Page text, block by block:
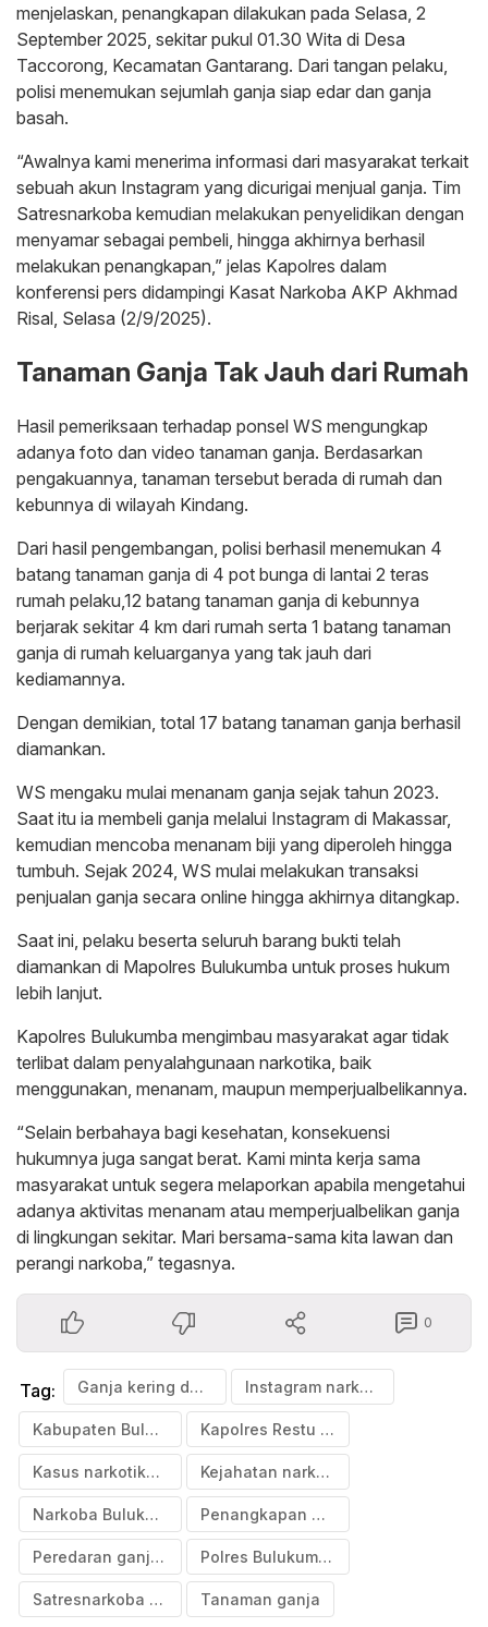
menjelaskan, penangkapan dilakukan pada Selasa, 2
September 2025, sekitar pukul 01.30 Wita di Desa
Taccorong, Kecamatan Gantarang. Dari tangan pelaku,
polisi menemukan sejumlah ganja siap edar dan ganja
basah.
“Awalnya kami menerima informasi dari masyarakat terkait
sebuah akun Instagram yang dicurigai menjual ganja. Tim
Satresnarkoba kemudian melakukan penyelidikan dengan
menyamar sebagai pembeli, hingga akhirnya berhasil
melakukan penangkapan,” jelas Kapolres dalam
konferensi pers didampingi Kasat Narkoba AKP Akhmad
Risal, Selasa (2/9/2025).
Tanaman Ganja Tak Jauh dari Rumah
Hasil pemeriksaan terhadap ponsel WS mengungkap
adanya foto dan video tanaman ganja. Berdasarkan
pengakuannya, tanaman tersebut berada di rumah dan
kebunnya di wilayah Kindang.
Dari hasil pengembangan, polisi berhasil menemukan 4
batang tanaman ganja di 4 pot bunga di lantai 2 teras
rumah pelaku,12 batang tanaman ganja di kebunnya
berjarak sekitar 4 km dari rumah serta 1 batang tanaman
ganja di rumah keluarganya yang tak jauh dari
kediamannya.
Dengan demikian, total 17 batang tanaman ganja berhasil
diamankan.
WS mengaku mulai menanam ganja sejak tahun 2023.
Saat itu ia membeli ganja melalui Instagram di Makassar,
kemudian mencoba menanam biji yang diperoleh hingga
tumbuh. Sejak 2024, WS mulai melakukan transaksi
penjualan ganja secara online hingga akhirnya ditangkap.
Saat ini, pelaku beserta seluruh barang bukti telah
diamankan di Mapolres Bulukumba untuk proses hukum
lebih lanjut.
Kapolres Bulukumba mengimbau masyarakat agar tidak
terlibat dalam penyalahgunaan narkotika, baik
menggunakan, menanam, maupun memperjualbelikannya.
“Selain berbahaya bagi kesehatan, konsekuensi
hukumnya juga sangat berat. Kami minta kerja sama
masyarakat untuk segera melaporkan apabila mengetahui
adanya aktivitas menanam atau memperjualbelikan ganja
di lingkungan sekitar. Mari bersama-sama kita lawan dan
perangi narkoba,” tegasnya.
0
Tag: Ganja kering dan basah Instagram narkoba
Kabupaten Bulukumba Kapolres Restu Wijayanto
Kasus narkotika 2025 Kejahatan narkoba
Narkoba Bulukumba Penangkapan WS Bulukumba
Peredaran ganja online Polres Bulukumba
Satresnarkoba Bulukumba Tanaman ganja